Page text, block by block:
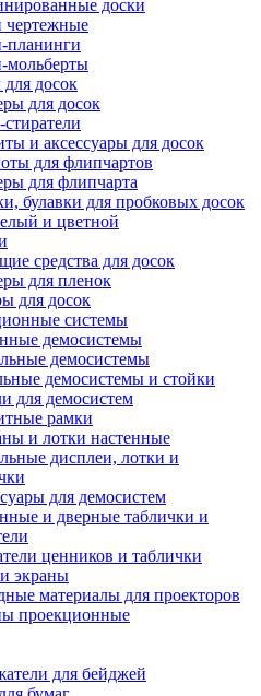
доски
чертежные
планинги
мольберты
досок
для досок
и аксессуары для досок
для флипчартов
для флипчарта
булавки для пробковых досок
и цветной
средства для досок
для пленок
для досок
системы
демосистемы
демосистемы
демосистемы и стойки
для демосистем
рамки
и лотки настенные
дисплеи, лотки и
для демосистем
и дверные таблички и
ценников и таблички
экраны
материалы для проекторов
проекционные
для бейджей